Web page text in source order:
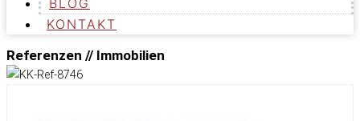
BLOG
KONTAKT
Referenzen // Immobilien